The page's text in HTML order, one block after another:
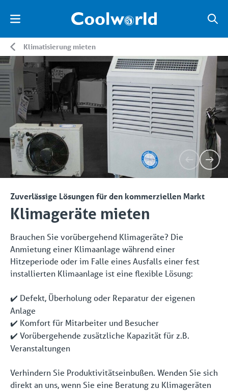
Klimatisierung mieten
Zuverlässige Lösungen für den kommerziellen Markt
Klimageräte mieten
Brauchen Sie vorübergehend Klimageräte? Die
Anmietung einer Klimaanlage während einer
Hitzeperiode oder im Falle eines Ausfalls einer fest
installierten Klimaanlage ist eine flexible Lösung:
✔️ Defekt, Überholung oder Reparatur der eigenen
Anlage
✔️ Komfort für Mitarbeiter und Besucher
✔️ Vorübergehende zusätzliche Kapazität für z.B.
Veranstaltungen
Verhindern Sie Produktivitätseinbußen. Wenden Sie sich
direkt an uns, wenn Sie eine Beratung zu Klimageräten